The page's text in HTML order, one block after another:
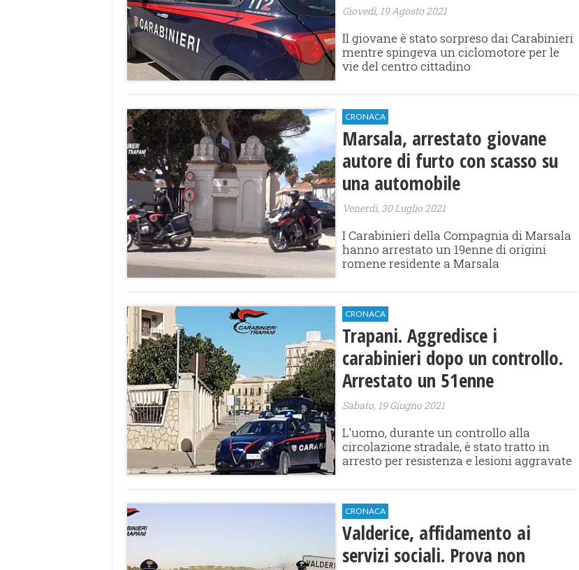
Giovedì, 19 Agosto 2021
Il giovane è stato sorpreso dai Carabinieri
mentre spingeva un ciclomotore per le
vie del centro cittadino
CRONACA
Marsala, arrestato giovane
autore di furto con scasso su
una automobile
Venerdì, 30 Luglio 2021
I Carabinieri della Compagnia di Marsala
hanno arrestato un 19enne di origini
romene residente a Marsala
CRONACA
Trapani. Aggredisce i
carabinieri dopo un controllo.
Arrestato un 51enne
Sabato, 19 Giugno 2021
L'uomo, durante un controllo alla
circolazione stradale, è stato tratto in
arresto per resistenza e lesioni aggravate
CRONACA
Valderice, affidamento ai
servizi sociali. Prova non